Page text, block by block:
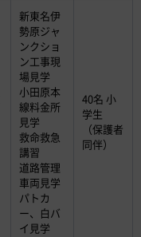
新東名伊
勢原ジャ
ンクショ
ン工事現
場見学
小田原本
線料金所
見学
救命救急
講習
道路管理
車両見学
パトカ
ー、白バ
イ見学
40名 小
学生
（保護者
同伴）